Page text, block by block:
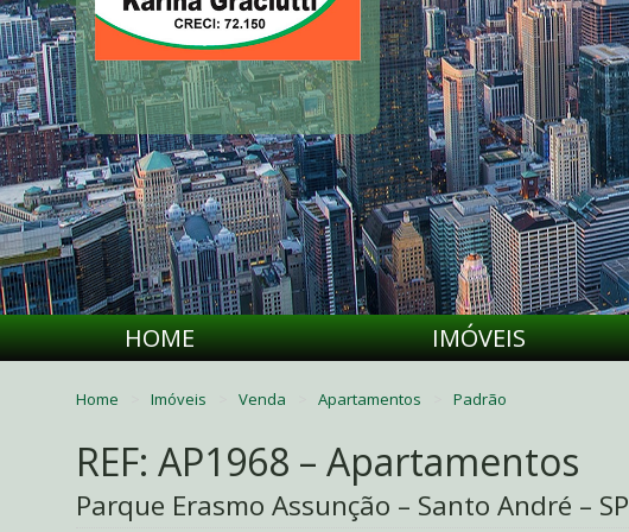
HOME IMÓVEIS
Home Imóveis Venda Apartamentos Padrão
REF: AP1968 – Apartamentos
Parque Erasmo Assunção – Santo André – SP